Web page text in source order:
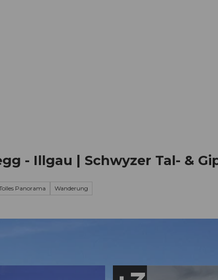
- Illgau | Schwyzer Tal- &
Panorama Wanderung